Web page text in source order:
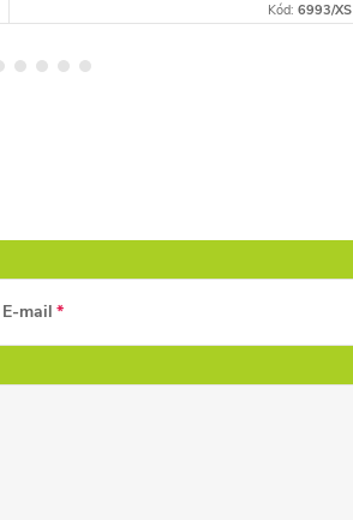
Kód: 6993/XS
E-mail